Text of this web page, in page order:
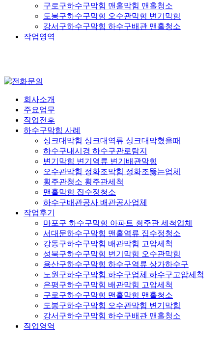
구로구하수구막힘 맨홀막힘 맨홀청소
도봉구하수구막힘 오수관막힘 변기막힘
강서구하수구막힘 하수구배관 맨홀청소
작업영역
회사소개
주요업무
작업전후
하수구막힘 사례
싱크대막힘 싱크대역류 싱크대막혔을때
하수구내시경 하수구관로탐지
변기막힘 변기역류 변기배관막힘
오수관막힘 정화조막힘 정화조뚫는업체
횡주관청소 횡주관세척
맨홀막힘 집수정청소
하수구배관공사 배관공사업체
작업후기
마포구 하수구막힘 아파트 횡주관 세척업체
서대문하수구막힘 맨홀역류 집수정청소
강동구하수구막힘 배관막힘 고압세척
성북구하수구막힘 변기막힘 오수관막힘
용산구하수구막힘 하수구역류 상가하수구
노원구하수구막힘 하수구업체 하수구고압세척
은평구하수구막힘 배관막힘 고압세척
구로구하수구막힘 맨홀막힘 맨홀청소
도봉구하수구막힘 오수관막힘 변기막힘
강서구하수구막힘 하수구배관 맨홀청소
작업영역